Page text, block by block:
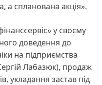
а спланована акція».
у своєму
доведення до
на підприємства
Лабазюк), продаж
укладання застав під